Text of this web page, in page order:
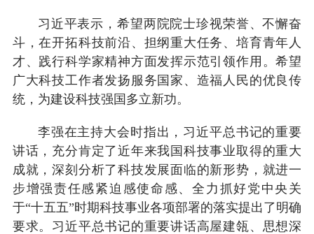
习近平表示，希望两院院士珍视荣誉、不懈奋
斗，在开拓科技前沿、担纲重大任务、培育青年人
才、践行科学家精神方面发挥示范引领作用。希望
广大科技工作者发扬服务国家、造福人民的优良传
统，为建设科技强国多立新功。
李强在主持大会时指出，习近平总书记的重要
讲话，充分肯定了近年来我国科技事业取得的重大
成就，深刻分析了科技发展面临的新形势，就进一
步增强责任感紧迫感使命感、全力抓好党中央关
于“十五五”时期科技事业各项部署的落实提出了明确
要求。习近平总书记的重要讲话高屋建瓴、思想深